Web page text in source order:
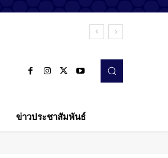
ข่าวประชาสัมพันธ์